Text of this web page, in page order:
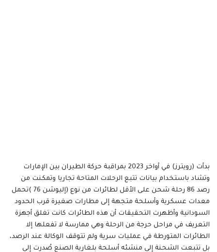
بدأت (رويترز) في أواخر 2023 بمراقبة حركة الطيران بين الإمارات
وتشاد باستخدام بيانات تتبع الرحلات المتاحة تجاريا وتمكنت من
رصد 86 رحلة شحن على الأقل لطائرات من نوع (إليوشن 76 )تحمل
معدات عسكرية وأسلحة متجهة إلى مطارات صغيرة قرب الحدود
السودانية وأظهرت التحقيقات أن هذه الطائرات كانت تغلق أجهزة
التعريف في مراحل حرجة من الرحلة وهي ممارسة لا تفعلها إلا
الطائرات المتورطة في عمليات سرية ولم تتوقف الوكالة عند الرصد،
بل تتبعت الشحنة إلى منشئه أسلحة بلغارية الصنع صُدرت إلى